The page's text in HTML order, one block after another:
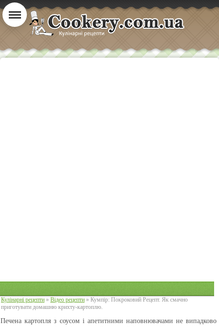
Кулінарні рецепти » Відео рецепти » Кумпір: Покроковий Рецепт. Як смачно
приготувати домашню крихту-картоплю.
Печена картопля з соусом і апетитними наповнювачами не випадково